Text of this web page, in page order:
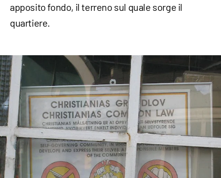
apposito fondo, il terreno sul quale sorge il
quartiere.